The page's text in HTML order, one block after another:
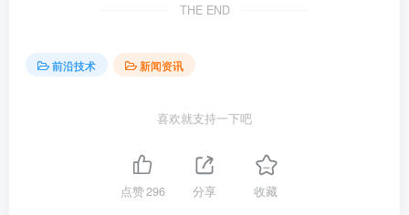
THE END
前沿技术 新闻资讯
喜欢就支持一下吧
点赞296 分享 收藏